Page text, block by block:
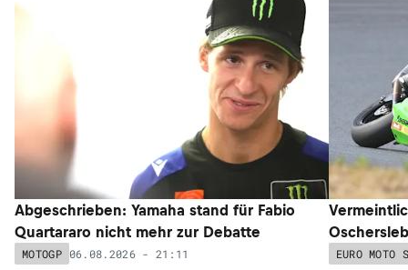
Abgeschrieben: Yamaha stand für Fabio
Quartararo nicht mehr zur Debatte
MOTOGP 06.08.2026 - 21:11 EURO MOTO